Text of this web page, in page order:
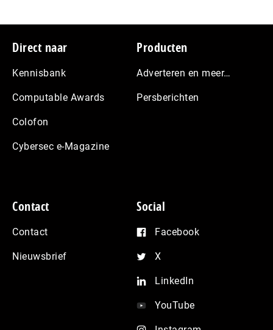
Footer
Direct naar
Kennisbank
Computable Awards
Colofon
Cybersec e-Magazine
Producten
Adverteren en meer…
Persberichten
Contact
Contact
Nieuwsbrief
Social
Facebook
X
LinkedIn
YouTube